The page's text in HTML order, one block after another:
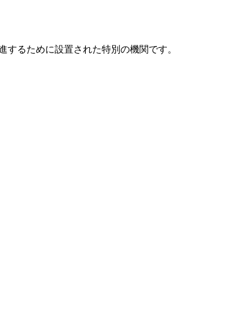
るために設置された特別の機関です。